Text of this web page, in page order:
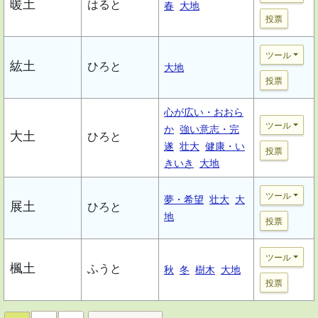
暖土 はると 春 大地
投票
紘土 ひろと 大地
ツール
投票
大土 ひろと
心が広い・おおら
か 強い意志・完
遂 壮大 健康・い
きいき
大地
ツール
投票
展土 ひろと
夢・希望 壮大 大
地
ツール
投票
楓土 ふうと 秋 冬 樹木 大地
ツール
投票